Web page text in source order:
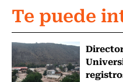
Te puede